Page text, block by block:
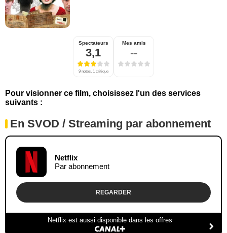
Spectateurs
3,1
9 notes, 1 critique
Mes amis
--
Pour visionner ce film, choisissez l'un des services
suivants :
En SVOD / Streaming par abonnement
Netflix
Par abonnement
REGARDER
Netflix est aussi disponible dans les offres